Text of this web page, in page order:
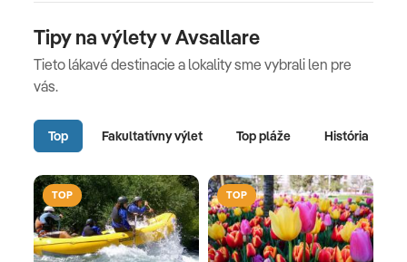
Tipy na výlety v Avsallare
Tieto lákavé destinacie a lokality sme vybrali len pre
vás.
Top Fakultatívny výlet Top pláže História
TOP TOP